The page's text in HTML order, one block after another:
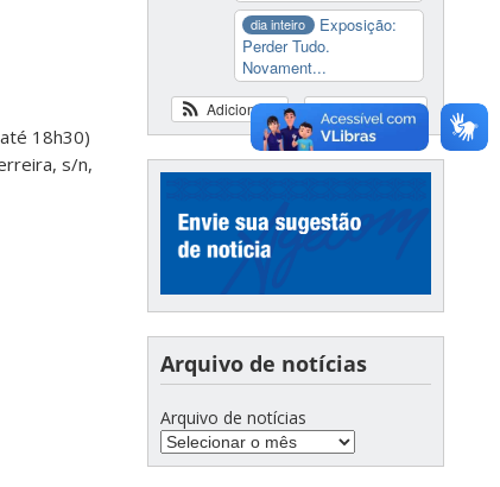
18h30)
s/n,
dia inteiro
Exposição:
Perder Tudo.
Novament...
Ver calendário
Adicionar
Arquivo de notícias
Arquivo de notícias